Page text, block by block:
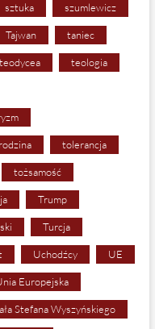
sztuka szumlewicz
Tajwan taniec
teodycea teologia
tolerancja
tożsamość
Trump
Turcja
Uchodźcy UE
Europejska
Stefana Wyszyńskiego